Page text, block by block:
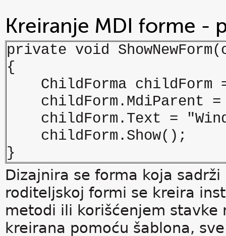
Kreiranje MDI forme -
private void
{
ChildForma childForm
childForm.MdiParent
childForm.Text =
childForm.Show();
}
Dizajnira se forma koja
roditeljskoj formi se kreira
metodi ili korišćenjem stavke
kreirana pomoću šablona,